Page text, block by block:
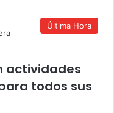
Última Hora
actividades
todos sus